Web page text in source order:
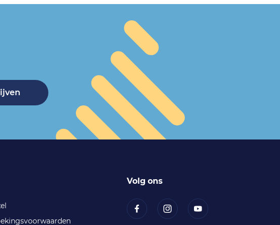
Volg ons